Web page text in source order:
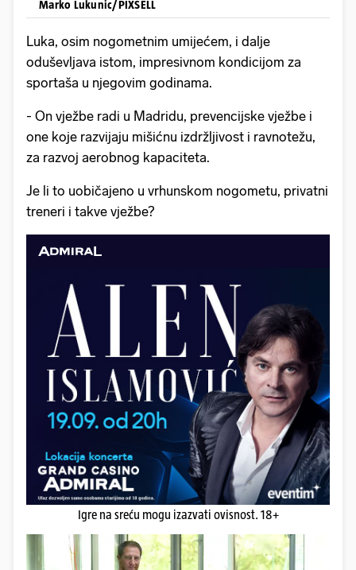
Marko Lukunic/PIXSELL
Luka, osim nogometnim umijećem, i dalje
oduševljava istom, impresivnom kondicijom za
sportaša u njegovim godinama.
- On vježbe radi u Madridu, prevencijske vježbe i
one koje razvijaju mišićnu izdržljivost i ravnotežu,
za razvoj aerobnog kapaciteta.
Je li to uobičajeno u vrhunskom nogometu, privatni
treneri i takve vježbe?
Igre na sreću mogu izazvati ovisnost. 18+